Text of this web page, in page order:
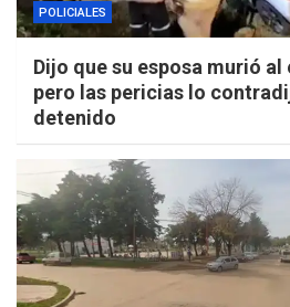
POLICIALES
Dijo que su esposa murió
pero las pericias lo
detenido